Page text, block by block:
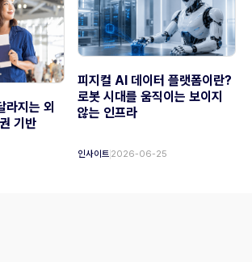
라지는 외
기반
피지컬 AI 데이터 플랫폼이란?
로봇 시대를 움직이는 보이지
않는 인프라
인사이트 2026-06-25